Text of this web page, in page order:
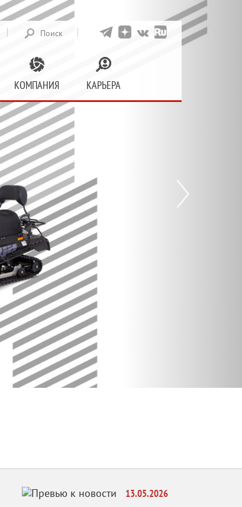
Поиск
КОМПАНИЯ КАРЬЕРА
Следующий
13.05.2026